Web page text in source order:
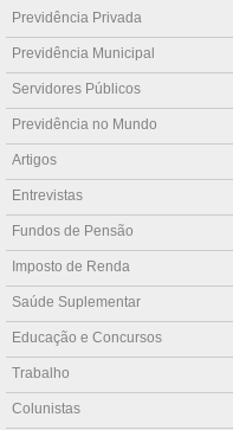
Previdência Privada
Previdência Municipal
Servidores Públicos
Previdência no Mundo
Artigos
Entrevistas
Fundos de Pensão
Imposto de Renda
Saúde Suplementar
Educação e Concursos
Trabalho
Colunistas